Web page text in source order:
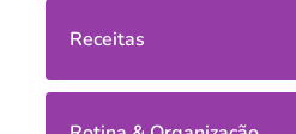
Receitas